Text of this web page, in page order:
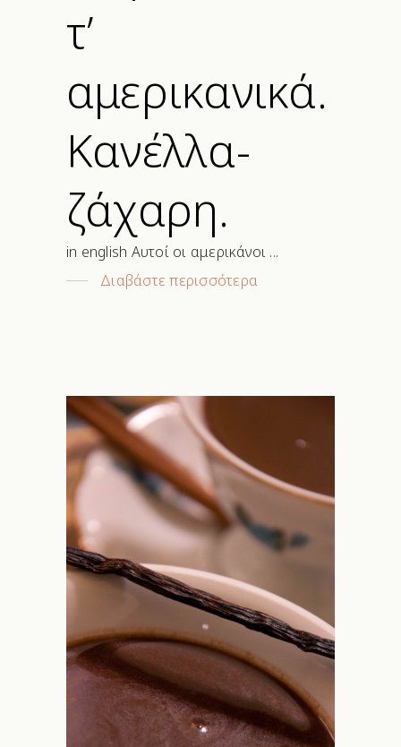
τ’
αμερικανικά.
Κανέλλα-
ζάχαρη.
in english Αυτοί οι αμερικάνοι
Διαβάστε περισσότερα